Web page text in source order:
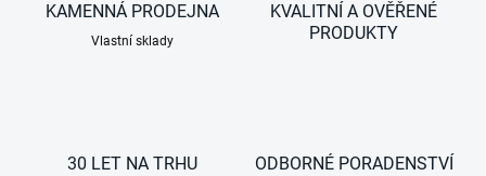
KAMENNÁ PRODEJNA
Vlastní sklady
KVALITNÍ A OVĚŘENÉ
PRODUKTY
30 LET NA TRHU ODBORNÉ PORADENSTVÍ